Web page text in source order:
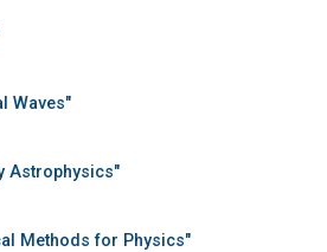
Waves"
Astrophysics"
Methods for Physics"